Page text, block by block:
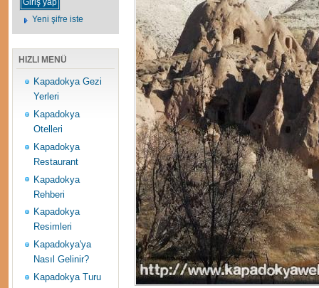
Yeni şifre iste
HIZLI MENÜ
Kapadokya Gezi
Yerleri
Kapadokya
Otelleri
Kapadokya
Restaurant
Kapadokya
Rehberi
Kapadokya
Resimleri
Kapadokya'ya
Nasıl Gelinir?
Kapadokya Turu